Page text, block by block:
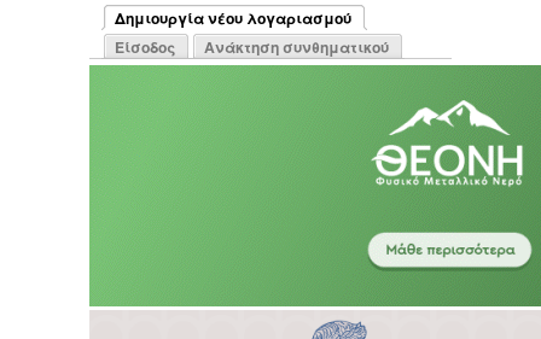
Πρωτεύουσες καρτέλες
Δημιουργία νέου λογαριασμού
(ενεργή καρτέλα)
Είσοδος Ανάκτηση συνθηματικού